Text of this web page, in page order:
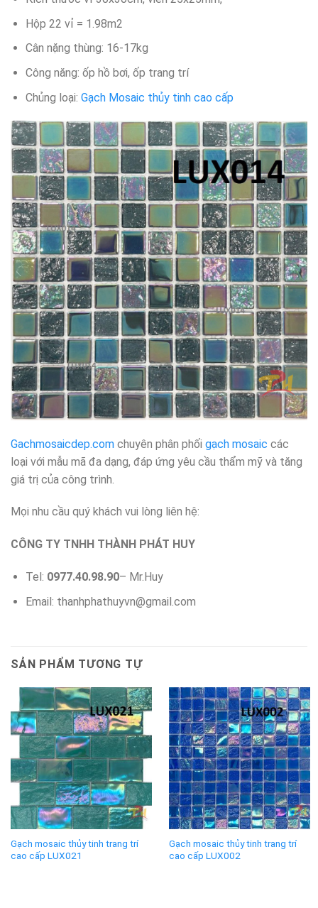
Hộp 22 vỉ = 1.98m2
Cân nặng thùng: 16-17kg
Công năng: ốp hồ bơi, ốp trang trí
Chủng loại: Gạch Mosaic thủy tinh cao cấp
Gachmosaicdep.com chuyên phân phối gạch mosaic các
loại với mẫu mã đa dạng, đáp ứng yêu cầu thẩm mỹ và tăng
giá trị của công trình.
Mọi nhu cầu quý khách vui lòng liên hệ:
CÔNG TY TNHH THÀNH PHÁT HUY
Tel: 0977.40.98.90– Mr.Huy
Email: thanhphathuyvn@gmail.com
SẢN PHẨM TƯƠNG TỰ
Gạch mosaic thủy tinh trang trí
cao cấp LUX021
Gạch mosaic thủy tinh trang trí
cao cấp LUX002